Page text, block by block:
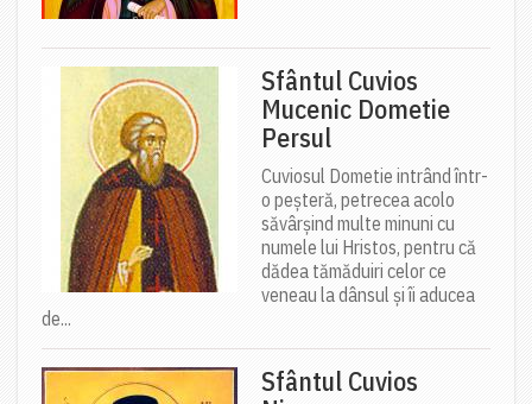
Sfântul Cuvios
Mucenic Dometie
Persul
Cuviosul Dometie intrând într-
o peșteră, petrecea acolo
săvârșind multe minuni cu
numele lui Hristos, pentru că
dădea tămăduiri celor ce
veneau la dânsul și îi aducea
de...
Sfântul Cuvios